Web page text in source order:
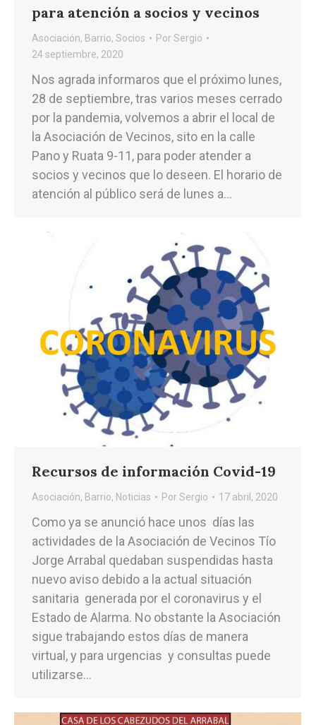
para atención a socios y vecinos
Asociación, Barrio, Socios PorSergio
24 septiembre, 2020
Nos agrada informaros que el próximo lunes,
28 de septiembre, tras varios meses cerrado
por la pandemia, volvemos a abrir el local de
la Asociación de Vecinos, sito en la calle
Pano y Ruata 9-11, para poder atender a
socios y vecinos que lo deseen. El horario de
atención al público será de lunes a…
Recursos de información Covid-19
Asociación, Barrio, Noticias PorSergio 17 abril, 2020
Como ya se anunció hace unos días las
actividades de la Asociación de Vecinos Tío
Jorge Arrabal quedaban suspendidas hasta
nuevo aviso debido a la actual situación
sanitaria generada por el coronavirus y el
Estado de Alarma. No obstante la Asociación
sigue trabajando estos días de manera
virtual, y para urgencias y consultas puede
utilizarse…